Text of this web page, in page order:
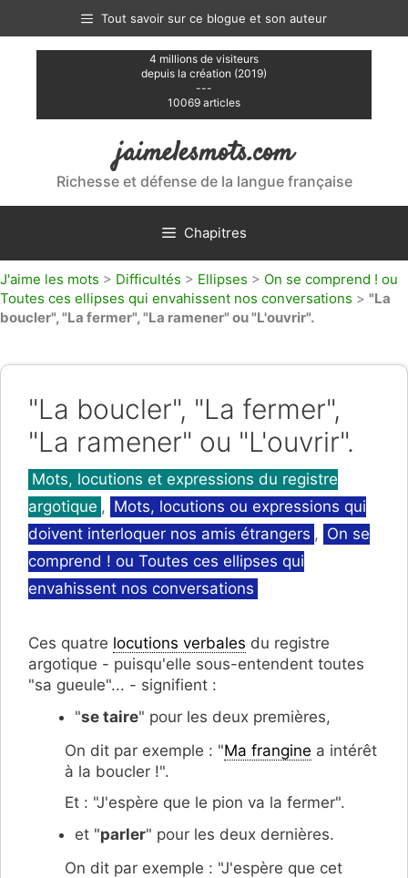
contenu
Tout savoir sur ce blogue et son auteur
4 millions de visiteurs
depuis la création (2019)
---
10069 articles
jaimelesmots.com
Richesse et défense de la langue française
Chapitres
J'aime les mots > Difficultés > Ellipses > On se comprend ! ou
Toutes ces ellipses qui envahissent nos conversations > "La
boucler", "La fermer", "La ramener" ou "L'ouvrir".
"La boucler", "La fermer",
"La ramener" ou "L'ouvrir".
Catégories
Mots, locutions et expressions du registre
argotique , Mots, locutions ou expressions qui
doivent interloquer nos amis étrangers , On se
comprend ! ou Toutes ces ellipses qui
envahissent nos conversations
Ces quatre locutions verbales du registre
argotique - puisqu'elle sous-entendent toutes
"sa gueule"... - signifient :
"se taire" pour les deux premières,
On dit par exemple : "Ma frangine a intérêt
à la boucler !".
Et : "J'espère que le pion va la fermer".
et "parler" pour les deux dernières.
On dit par exemple : "J'espère que cet